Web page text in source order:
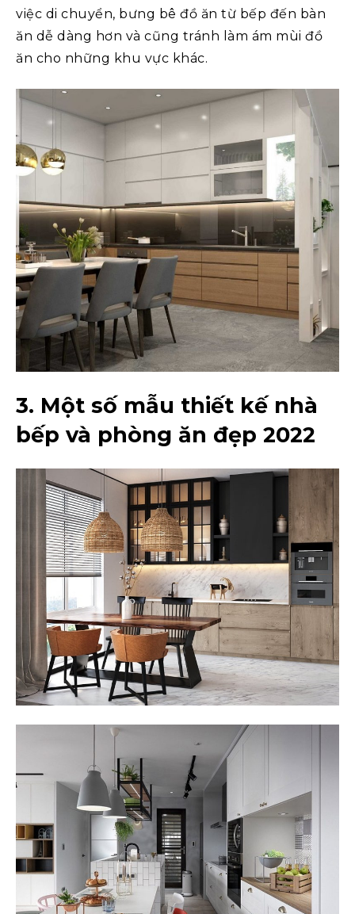
việc di chuyển, bưng bê đồ ăn từ bếp đến bàn
ăn dễ dàng hơn và cũng tránh làm ám mùi đồ
ăn cho những khu vực khác.
3. Một số mẫu thiết kế nhà
bếp và phòng ăn đẹp 2022